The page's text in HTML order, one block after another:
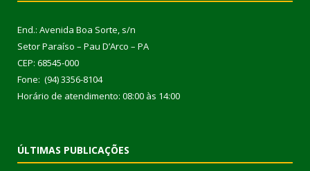
End.: Avenida Boa Sorte, s/n
Setor Paraíso – Pau D’Arco – PA
CEP: 68545-000
Fone: (94) 3356-8104
Horário de atendimento: 08:00 às 14:00
ÚLTIMAS PUBLICAÇÕES